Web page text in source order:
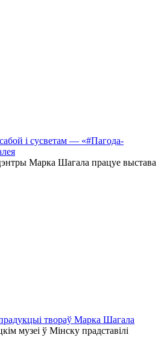
і сусветам — «#Пагода-
Марка Шагала працуе выстава
твораў Марка Шагала
музеі ў Мінску прадставілі